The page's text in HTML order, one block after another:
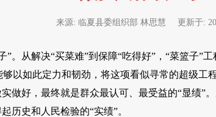
来源: 临夏县委组织部 林思慧 更新于:
”。从解决“买菜难”到保障“吃得好”，“菜篮子”
以如此定力和韧劲，将这项看似寻常的超级
做好，最终就是群众最认可、最受益的“显绩”
历史和人民检验的“实绩”。